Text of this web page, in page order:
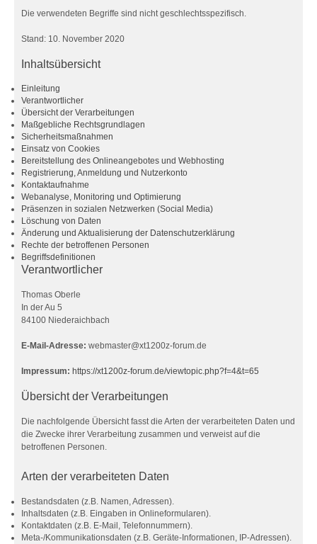
Die verwendeten Begriffe sind nicht geschlechtsspezifisch.
Stand: 10. November 2020
Inhaltsübersicht
Einleitung
Verantwortlicher
Übersicht der Verarbeitungen
Maßgebliche Rechtsgrundlagen
Sicherheitsmaßnahmen
Einsatz von Cookies
Bereitstellung des Onlineangebotes und Webhosting
Registrierung, Anmeldung und Nutzerkonto
Kontaktaufnahme
Webanalyse, Monitoring und Optimierung
Präsenzen in sozialen Netzwerken (Social Media)
Löschung von Daten
Änderung und Aktualisierung der Datenschutzerklärung
Rechte der betroffenen Personen
Begriffsdefinitionen
Verantwortlicher
Thomas Oberle
In der Au 5
84100 Niederaichbach
E-Mail-Adresse: webmaster@xt1200z-forum.de
Impressum: https://xt1200z-forum.de/viewtopic.php?f=4&t=65
Übersicht der Verarbeitungen
Die nachfolgende Übersicht fasst die Arten der verarbeiteten Daten und
die Zwecke ihrer Verarbeitung zusammen und verweist auf die
betroffenen Personen.
Arten der verarbeiteten Daten
Bestandsdaten (z.B. Namen, Adressen).
Inhaltsdaten (z.B. Eingaben in Onlineformularen).
Kontaktdaten (z.B. E-Mail, Telefonnummern).
Meta-/Kommunikationsdaten (z.B. Geräte-Informationen, IP-Adressen).